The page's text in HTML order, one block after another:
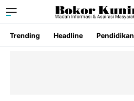
Trending Headline Pendidikan